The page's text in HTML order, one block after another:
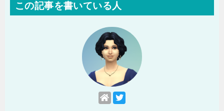
この記事を書いている人